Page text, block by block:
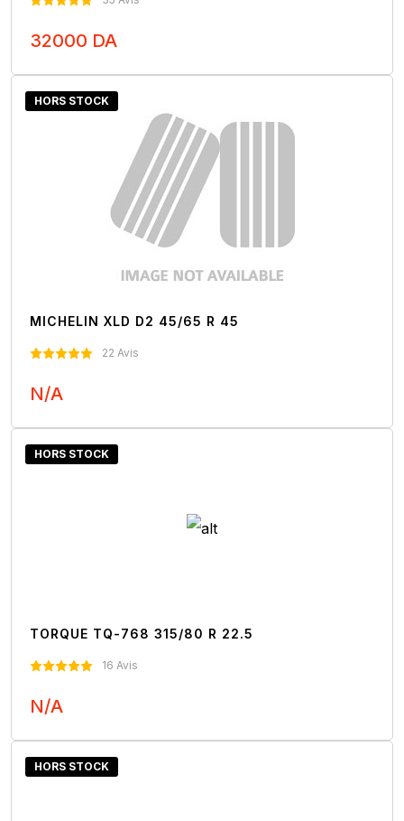
32000 DA
HORS STOCK
MICHELIN XLD D2 45/65 R 45
22 Avis
N/A
HORS STOCK
TORQUE TQ-768 315/80 R 22.5
16 Avis
N/A
HORS STOCK